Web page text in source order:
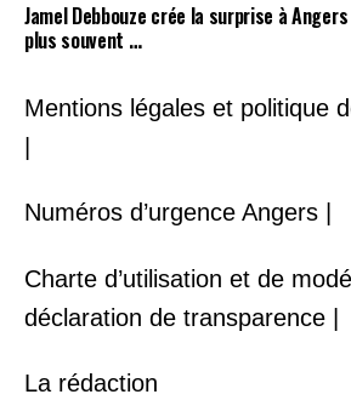
Jamel Debbouze crée la surprise à
plus souvent …
Mentions légales et politique
Numéros d’urgence Angers |
Charte d’utilisation et de
déclaration de transparence |
La rédaction